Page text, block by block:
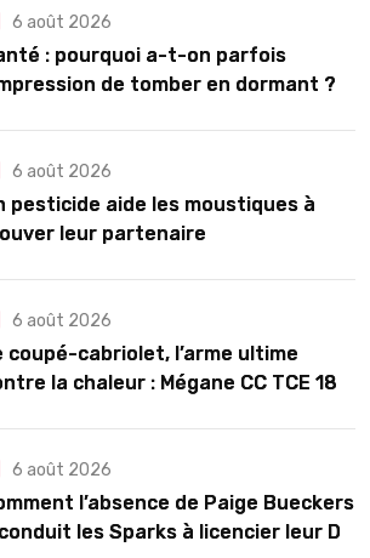
6 août 2026
: pourquoi a-t-on parfois
de tomber en dormant ?
6 août 2026
pesticide aide les moustiques à
leur partenaire
6 août 2026
coupé-cabriolet, l’arme ultime
la chaleur : Mégane CC TCE 180
6 août 2026
l’absence de Paige Bueckers
les Sparks à licencier leur DG